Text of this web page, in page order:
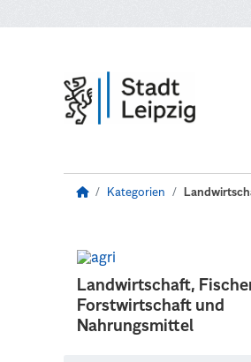
Kategorien
Landwirtschaft,
Forstwirtschaft und
Nahrungsmittel